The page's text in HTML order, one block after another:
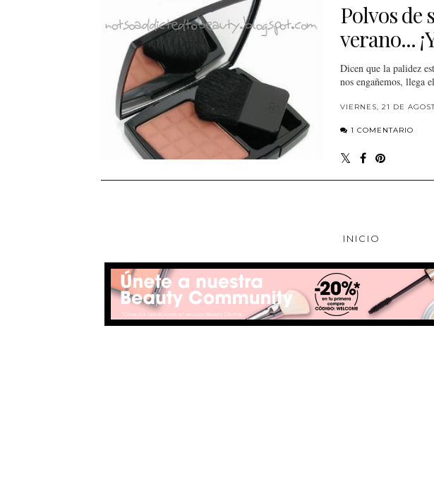
Polvos de
verano...
Dicen que la palidez
nos engañemos, llega
VIERNES, 21 DE
1 COMENTARIO
INICIO